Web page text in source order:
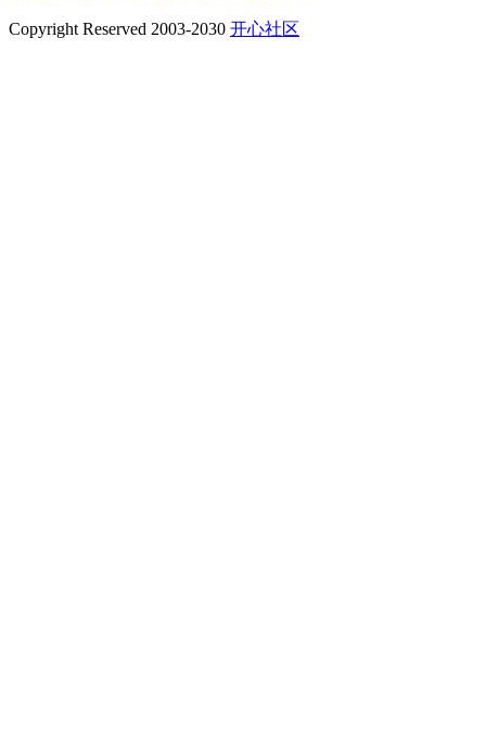
Copyright Reserved 2003-2030 开心社区